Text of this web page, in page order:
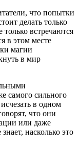
что попытки
делать только
встречаются
в этом месте
магии
в мир
самого сильного
в одном
что они
или даже
насколько это